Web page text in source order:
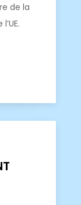
de la